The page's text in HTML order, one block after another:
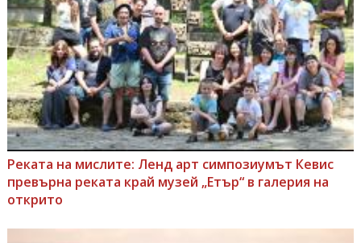
Реката на мислите: Ленд арт симпозиумът Кевис
превърна реката край музей „Етър“ в галерия на
открито